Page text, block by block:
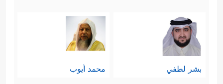
بشر لطفي محمد أيوب